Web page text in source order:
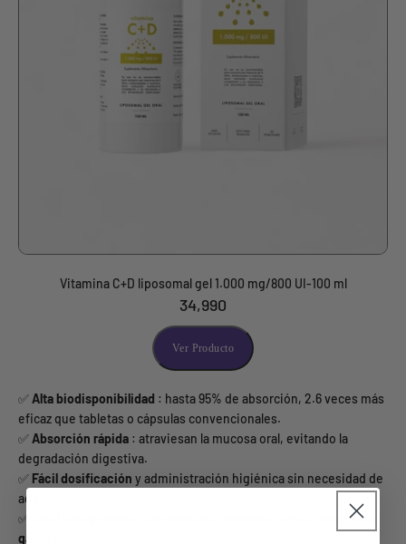
✅Alta biodisponibilidad : hasta 95% de absorción, 2.6 veces más
eficaz que tabletas o cápsulas convencionales.
✅ Absorción rápida : atraviesan la mucosa oral, evitando la
degradación digestiva.
✅ Fácil dosificación y administración higiénica sin necesidad de
agua.
✅
Ideal para personas con disbiosis intestinal o mala absorción
gástrica.
Vitamina C+D liposomal gel 1.000 mg/800 UI-100 ml
34,990
Ver Producto